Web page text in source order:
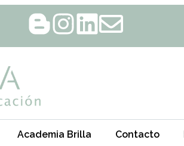
Academia Brilla Contacto